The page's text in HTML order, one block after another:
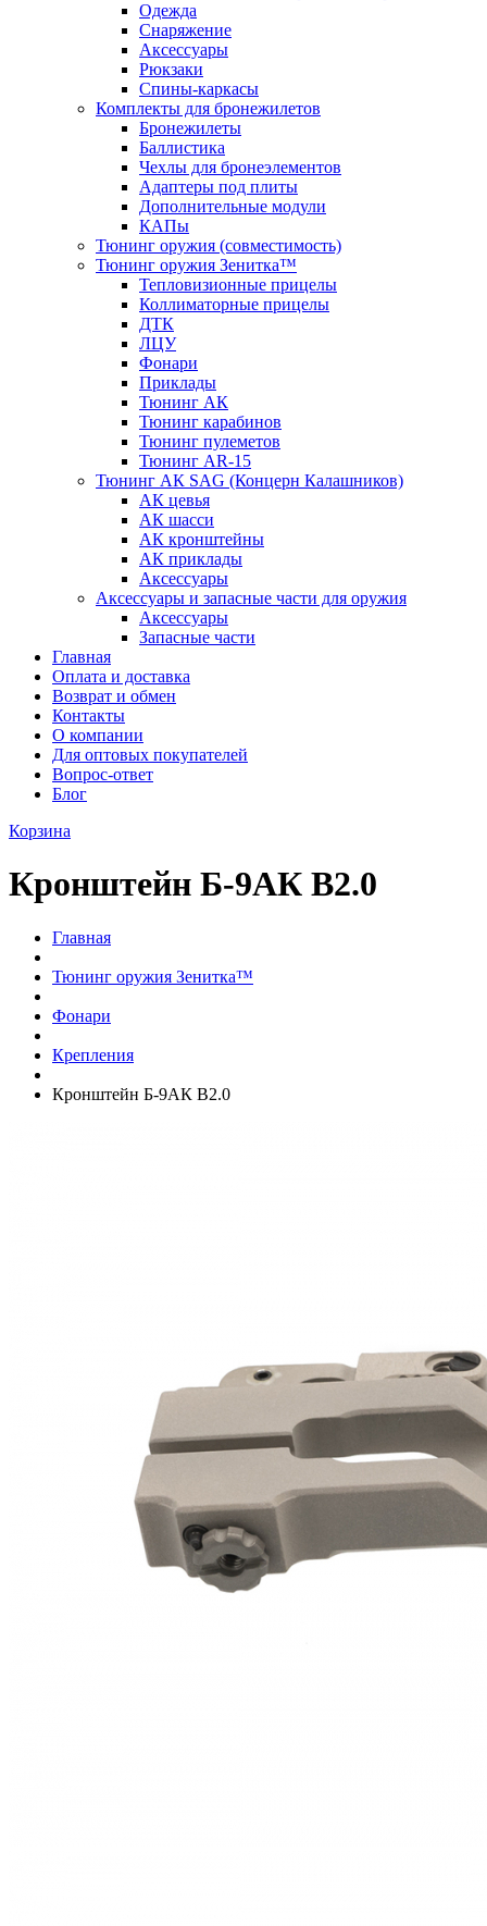
Одежда
Снаряжение
Аксессуары
Рюкзаки
Спины-каркасы
Комплекты для бронежилетов
Бронежилеты
Баллистика
Чехлы для бронеэлементов
Адаптеры под плиты
Дополнительные модули
КАПы
Тюнинг оружия (совместимость)
Тюнинг оружия Зенитка™
Тепловизионные прицелы
Коллиматорные прицелы
ДТК
ЛЦУ
Фонари
Приклады
Тюнинг АК
Тюнинг карабинов
Тюнинг пулеметов
Тюнинг AR-15
Тюнинг АК SAG (Концерн Калашников)
АК цевья
АК шасси
АК кронштейны
АК приклады
Аксессуары
Аксессуары и запасные части для оружия
Аксессуары
Запасные части
Главная
Оплата и доставка
Возврат и обмен
Контакты
О компании
Для оптовых покупателей
Вопрос-ответ
Блог
Корзина
Кронштейн Б-9АК В2.0
Главная
Тюнинг оружия Зенитка™
Фонари
Крепления
Кронштейн Б-9АК В2.0